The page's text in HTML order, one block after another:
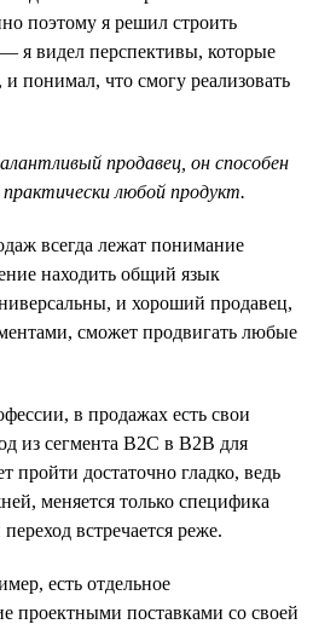
поэтому я решил строить
я видел перспективы, которые
понимал, что смогу реализовать
продавец, он способен
любой продукт.
всегда лежат понимание
находить общий язык
и хороший продавец,
сможет продвигать любые
в продажах есть свои
из сегмента B2C в B2B для
пройти достаточно гладко, ведь
меняется только специфика
встречается реже.
есть отдельное
проектными поставками со своей